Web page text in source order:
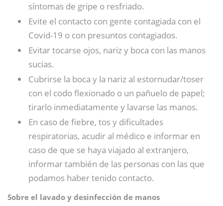
síntomas de gripe o resfriado.
Evite el contacto con gente contagiada con el
Covid-19 o con presuntos contagiados.
Evitar tocarse ojos, nariz y boca con las manos
sucias.
Cubrirse la boca y la nariz al estornudar/toser
con el codo flexionado o un pañuelo de papel;
tirarlo inmediatamente y lavarse las manos.
En caso de fiebre, tos y dificultades
respiratorias, acudir al médico e informar en
caso de que se haya viajado al extranjero,
informar también de las personas con las que
podamos haber tenido contacto.
Sobre el lavado y desinfección de manos